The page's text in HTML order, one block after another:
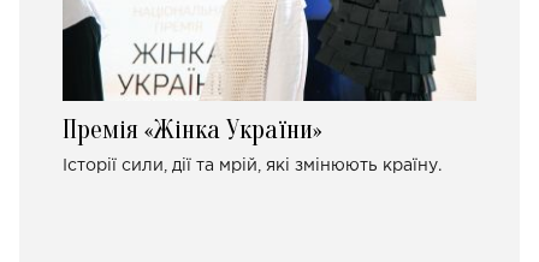
Премія «Жінка України»
Історії сили, дії та мрій, які змінюють країну.